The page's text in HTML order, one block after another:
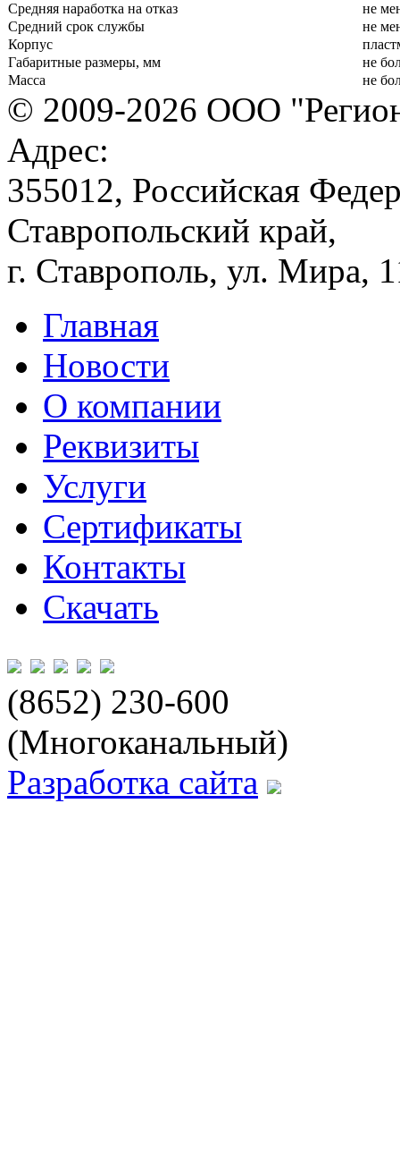
Средняя наработка на отказ
не
Средний срок службы
не
Корпус
Габаритные размеры, мм
не
Масса
не
© 2009-2026 ООО
Адрес:
355012, Российская
Ставропольский край,
г. Ставрополь, ул. Мира,
Главная
Новости
О компании
Реквизиты
Услуги
Сертификаты
Контакты
Скачать
(8652) 230-600
(Многоканальный)
Разработка сайта